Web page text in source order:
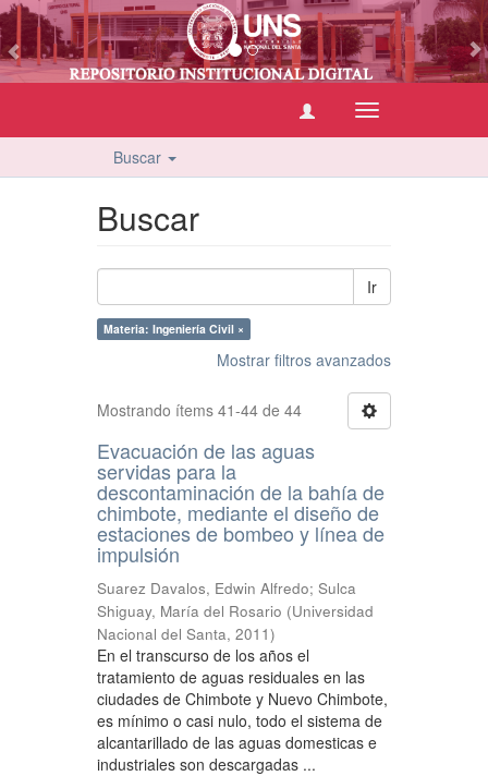
Cambiar
navegación
Buscar
Buscar
Ir
Materia: Ingeniería Civil ×
Mostrar filtros avanzados
Mostrando ítems 41-44 de 44
Evacuación de las aguas
servidas para la
descontaminación de la bahía de
chimbote, mediante el diseño de
estaciones de bombeo y línea de
impulsión
Suarez Davalos, Edwin Alfredo; Sulca
Shiguay, María del Rosario (Universidad
Nacional del Santa, 2011)
En el transcurso de los años el
tratamiento de aguas residuales en las
ciudades de Chimbote y Nuevo Chimbote,
es mínimo o casi nulo, todo el sistema de
alcantarillado de las aguas domesticas e
industriales son descargadas ...